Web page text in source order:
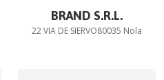
BRAND S.R.L.
22 VIA DE SIERVO80035 Nola